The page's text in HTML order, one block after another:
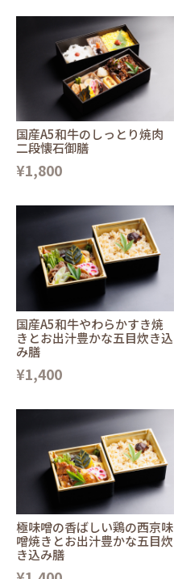
国産A5和牛のしっとり焼肉
二段懐石御膳
¥1,800
国産A5和牛やわらかすき焼
きとお出汁豊かな五目炊き込
み膳
¥1,400
極味噌の香ばしい鶏の西京味
噌焼きとお出汁豊かな五目炊
き込み膳